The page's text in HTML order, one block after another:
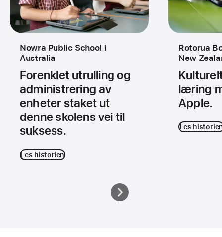
Nowra Public School i
Australia
Forenklet utrulling og
administrering av
enheter staket ut
denne skolens vei til
suksess.
Les historien
Rotorua
New
læring
Apple.
Les